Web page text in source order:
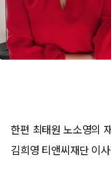
한편 최태원 노소영의
김희영 티앤씨재단 이